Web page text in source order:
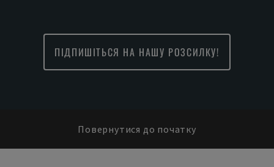
ПІДПИШІТЬСЯ НА НАШУ РОЗСИЛКУ!
Повернутися до початку